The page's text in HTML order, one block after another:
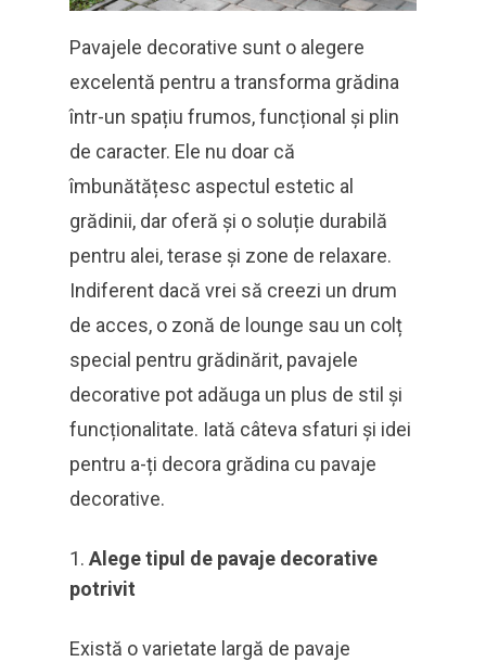
Pavajele decorative sunt o alegere
excelentă pentru a transforma grădina
într-un spațiu frumos, funcțional și plin
de caracter. Ele nu doar că
îmbunătățesc aspectul estetic al
grădinii, dar oferă și o soluție durabilă
pentru alei, terase și zone de relaxare.
Indiferent dacă vrei să creezi un drum
de acces, o zonă de lounge sau un colț
special pentru grădinărit, pavajele
decorative pot adăuga un plus de stil și
funcționalitate. Iată câteva sfaturi și idei
pentru a-ți decora grădina cu pavaje
decorative.
Alege tipul de pavaje decorative
potrivit
Există o varietate largă de pavaje